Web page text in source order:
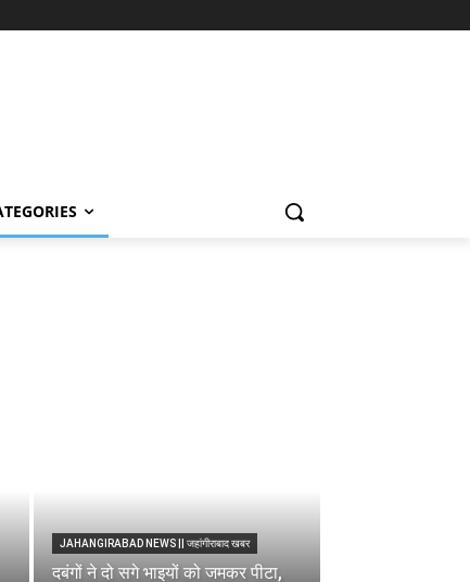
JAHANGIRABAD NEWS || जहांगीराबाद खबर
दबंगों ने दो सगे भाइयों को जमकर पीटा,